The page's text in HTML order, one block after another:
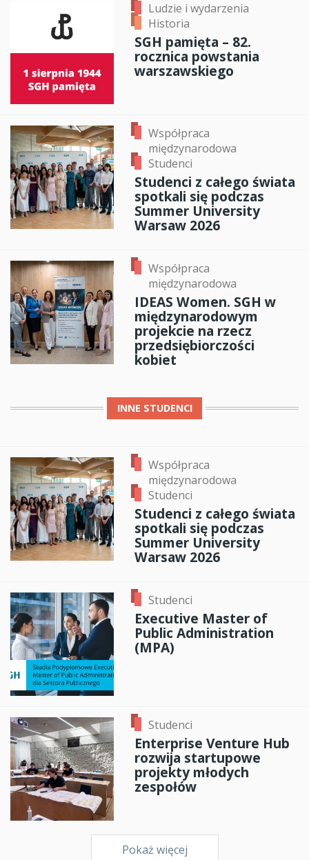
Ludzie i wydarzenia
Historia
SGH pamięta – 82.
rocznica powstania
warszawskiego
Współpraca
międzynarodowa
Studenci
Studenci z całego świata
spotkali się podczas
Summer University
Warsaw 2026
Współpraca
międzynarodowa
IDEAS Women. SGH w
międzynarodowym
projekcie na rzecz
przedsiębiorczości
kobiet
INNE STUDENCI
Współpraca
międzynarodowa
Studenci
Studenci z całego świata
spotkali się podczas
Summer University
Warsaw 2026
Studenci
Executive Master of
Public Administration
(MPA)
Studenci
Enterprise Venture Hub
rozwija startupowe
projekty młodych
zespołów
Pokaż więcej